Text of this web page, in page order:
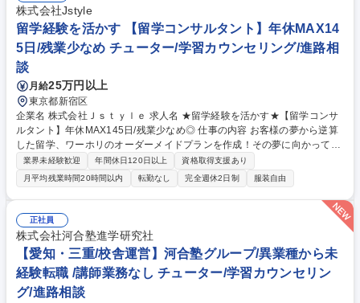
やりがいのある仕事です。すべてが受講生の夢の実現に直結する為、やり
がいを感じて仕事に取り組める環境です。他メンバーの手厚いサポートも
あり未経験者も安心して勤務可能です。 募集職種 東京【教室運営】接客
販売経験歓迎/シフト制/残業約10h/顧客対応力を活かす
株式会社Jstyle
留学経験を活かす 【留学コンサルタント】年休MAX14
5日/残業少なめ チューター/学習カウンセリング/進路相
談
月給25万円以上
東京都新宿区
企業名 株式会社Ｊｓｔｙｌｅ 求人名 ★留学経験を活かす★【留学コンサ
ルタント】年休MAX145日/残業少なめ◎ 仕事の内容 お客様の夢から逆算
した留学、ワーホリのオーダーメイドプランを作成！その夢に向かってお
客様自身の力で歩める環境を提供する当社で留学コンサルタントをお任せ
★中途社員、全員が入社後に前職給与超えを実現★ 適性に応じて業務分担
しています。 【具体的な仕事の流れ】専任アポインターが面談のアポを取
得→じっくり2時間程かけて面談を実施。→留学を通じて何を実現したい
のか？「やりたいこと」「なりたい自分」を丁寧にヒアリング→オーダー
メイドの留学プランを作成・提案→ご契約※その後はサポート担当に引き
継ぐため、コンサルティングに集中ができます。 募集職種 ★留学経験を
活かす★【留学コンサルタント】年休MAX145日/残業少なめ◎
業界未経験歓迎 年間休日120日以上
資格取得支援あり
月平均残業時間20時間以内
転勤なし 完全週休2日制 服装自由
正社員
株式会社河合塾進学研究社
【愛知・三重/校舎運営】河合塾グループ/異業種から未
経験転職 /講師業務なし チューター/学習カウンセリン
グ/進路相談